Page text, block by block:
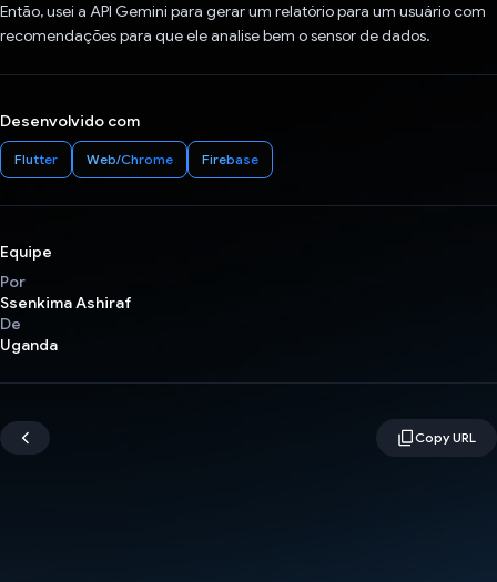
Então, usei a API Gemini para gerar um relatório para um usuário com
recomendações para que ele analise bem o sensor de dados.
Desenvolvido com
Flutter Web/Chrome Firebase
Equipe
Por
Ssenkima Ashiraf
De
Uganda